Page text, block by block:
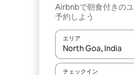
Airbnbで朝食付きの
予約しよう
エリア
検索結果が表示された
チェックイン